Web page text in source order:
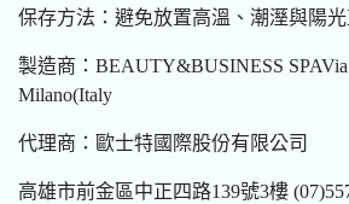
保存方法：避免放置高溫、潮溼與陽
製造商：BEAUTY&BUSINESS SPAVia
Milano(Italy
代理商：歐士特國際股份有限公司
高雄市前金區中正四路139號3樓